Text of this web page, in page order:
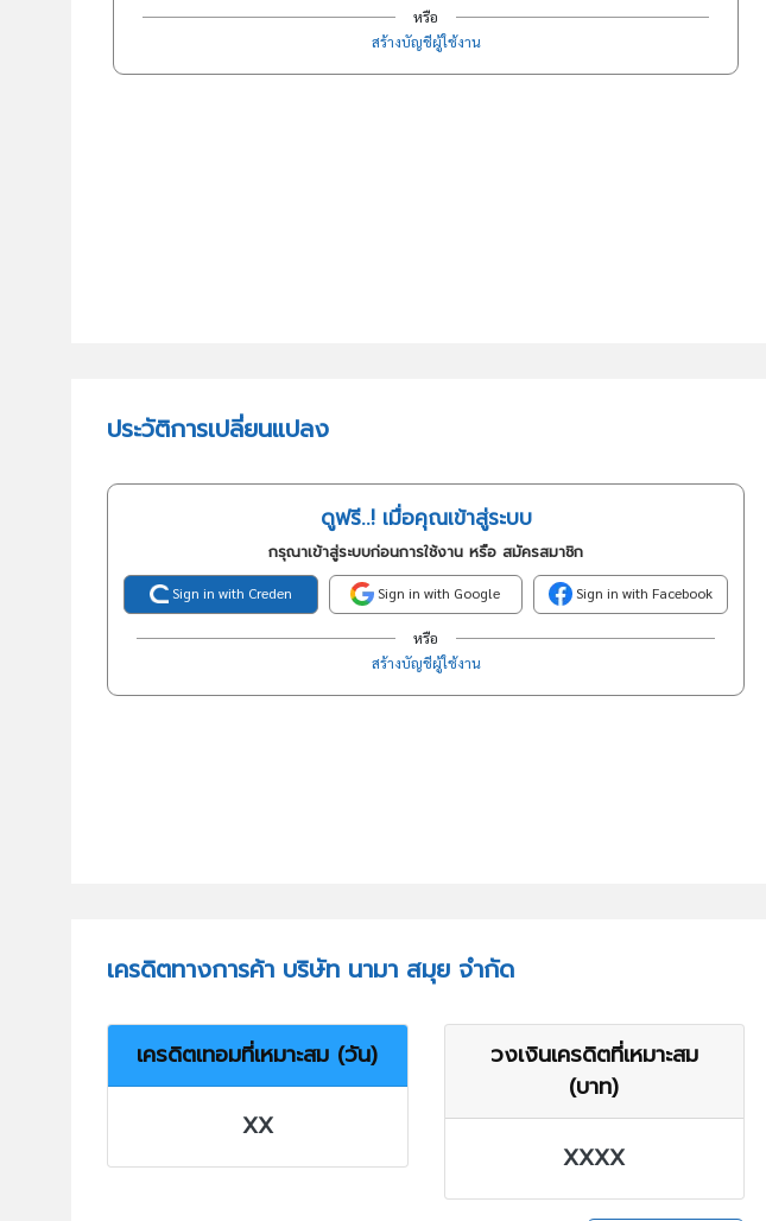
หรือ
สร้างบัญชีผู้ใช้งาน
ประวัติการเปลี่ยนแปลง
ดูฟรี..! เมื่อคุณเข้าสู่ระบบ
กรุณาเข้าสู่ระบบก่อนการใช้งาน หรือ สมัครสมาชิก
Sign in with Creden Sign in with Google Sign in with Facebook
หรือ
สร้างบัญชีผู้ใช้งาน
เครดิตทางการค้า บริษัท นามา สมุย จำกัด
เครดิตเทอมที่เหมาะสม (วัน)
XX
วงเงินเครดิตที่เหมาะสม
(บาท)
XXXX